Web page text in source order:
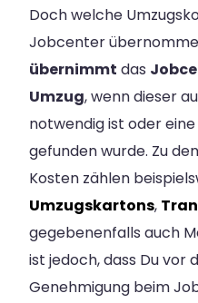
Doch welche
Jobcenter
übernimmt das
Umzug, wenn dieser
notwendig ist oder
gefunden wurde. Zu
Kosten zählen
Umzugskartons,
gegebenenfalls auch
ist jedoch, dass Du vor
Genehmigung beim